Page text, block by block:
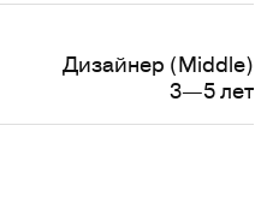
Дизайнер (Middle)
3—5 лет